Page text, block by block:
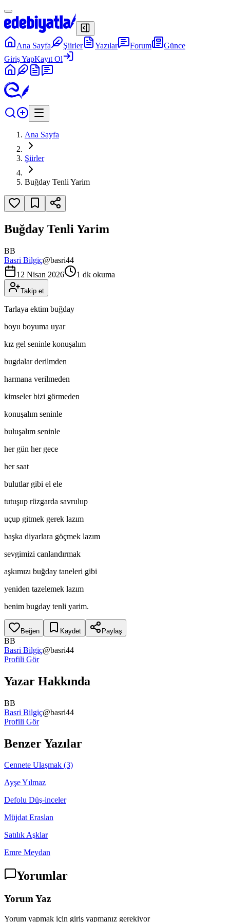
Ana Sayfa Şiirler Yazılar Forum
Günce
Giriş YapKayıt Ol
Ana Sayfa
Şiirler
Buğday Tenli Yarim
Buğday Tenli Yarim
BB
Basri Bilgiç@basri44
12 Nisan 2026
1 dk okuma
Takip et
Tarlaya ektim buğday
boyu boyuma uyar
kız gel seninle konuşalım
bugdalar derilmden
harmana verilmeden
kimseler bizi görmeden
konuşalım seninle
buluşalım seninle
her gün her gece
her saat
bulutlar gibi el ele
tutuşup rüzgarda savrulup
uçup gitmek gerek lazım
başka diyarlara göçmek lazım
sevgimizi canlandırmak
aşkımızı buğday taneleri gibi
yeniden tazelemek lazım
benim bugday tenli yarim.
Beğen Kaydet Paylaş
BB
Basri Bilgiç@basri44
Profili Gör
Yazar Hakkında
BB
Basri Bilgiç@basri44
Profili Gör
Benzer Yazılar
Cennete Ulaşmak (3)
Ayşe Yılmaz
Defolu Düş-inceler
Müjdat Eraslan
Satılık Aşklar
Emre Meydan
Yorumlar
Yorum Yaz
Yorum yapmak için giriş yapmanız gerekiyor